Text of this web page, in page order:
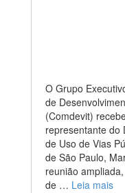
O Grupo
de
(Comdevit)
representante do
de Uso de Vias
de São Paulo,
reunião
de … Leia mais